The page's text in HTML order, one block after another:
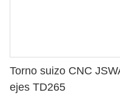
Torno suizo CNC
ejes TD265